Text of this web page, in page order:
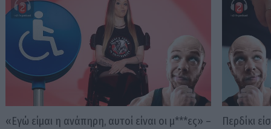
«Εγώ είμαι η ανάπηρη, αυτοί είναι οι μ***ες» –
Περδίκι